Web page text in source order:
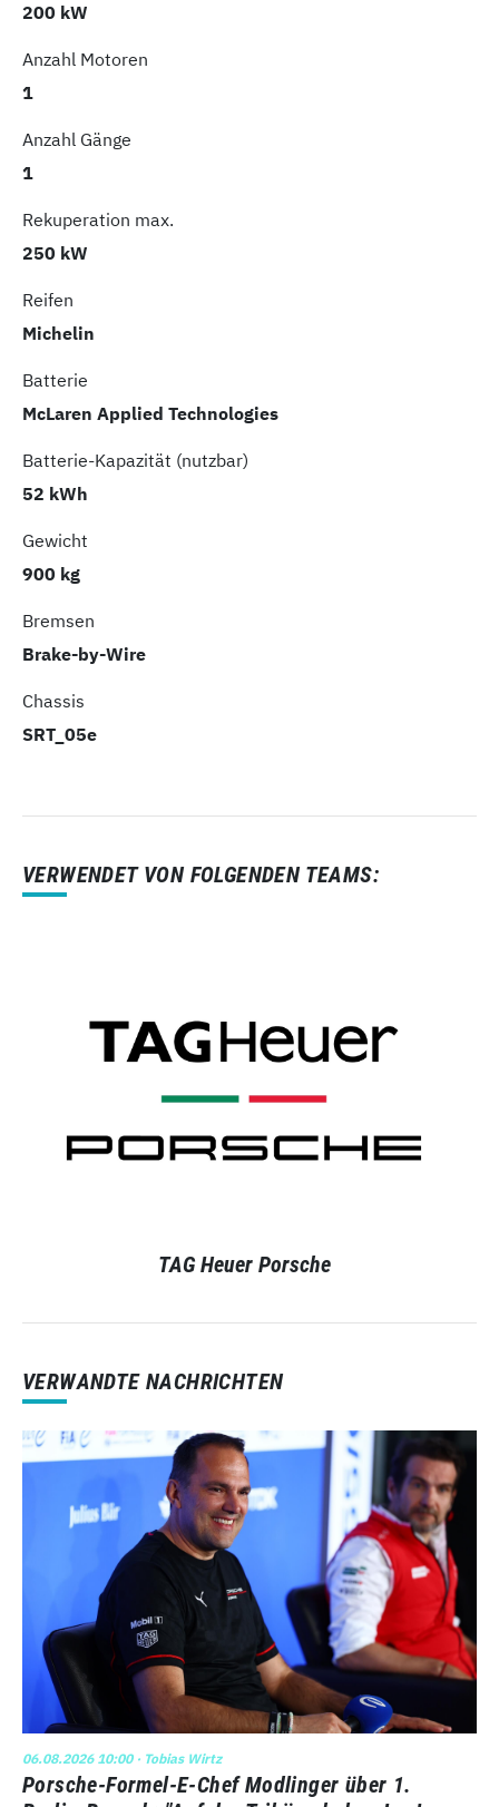
200 kW
Anzahl Motoren
1
Anzahl Gänge
1
Rekuperation max.
250 kW
Reifen
Michelin
Batterie
McLaren Applied Technologies
Batterie-Kapazität (nutzbar)
52 kWh
Gewicht
900 kg
Bremsen
Brake-by-Wire
Chassis
SRT_05e
VERWENDET VON FOLGENDEN TEAMS:
TAG Heuer Porsche
VERWANDTE NACHRICHTEN
06.08.2026 10:00· Tobias Wirtz
Porsche-Formel-E-Chef Modlinger über 1.